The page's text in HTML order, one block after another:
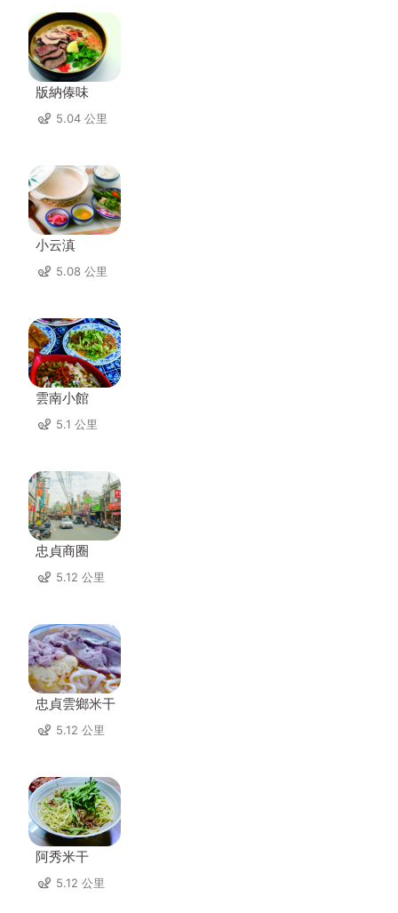
版納傣味
5.04 公里
小云滇
5.08 公里
雲南小館
5.1 公里
忠貞商圈
5.12 公里
忠貞雲鄉米干
5.12 公里
阿秀米干
5.12 公里